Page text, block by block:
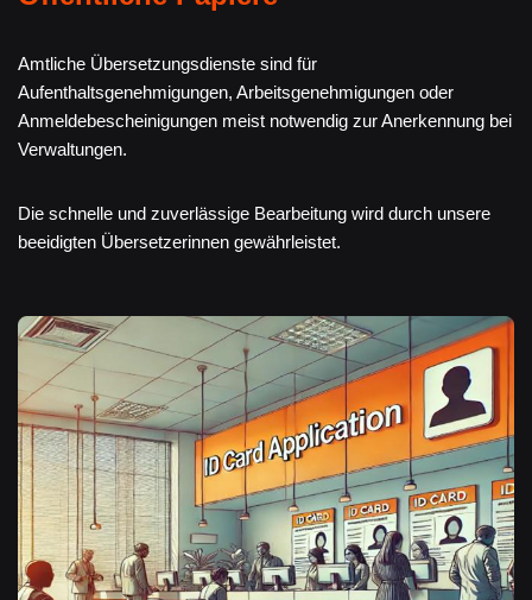
Amtliche Übersetzungsdienste sind für
Aufenthaltsgenehmigungen, Arbeitsgenehmigungen oder
Anmeldebescheinigungen meist notwendig zur Anerkennung bei
Verwaltungen.
Die schnelle und zuverlässige Bearbeitung wird durch unsere
beeidigten Übersetzerinnen gewährleistet.